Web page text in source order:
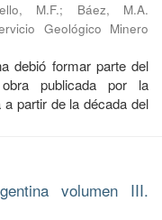
M.F.; Báez, M.A.
Geológico Minero
debió formar parte del
obra publicada por la
partir de la década del
volumen III.